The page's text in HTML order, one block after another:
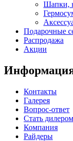
Шапки,
Подарочные
Распродажа
Акции
Контакты
Галерея
Вопрос-ответ
Стать дилером
Компания
Райдеры